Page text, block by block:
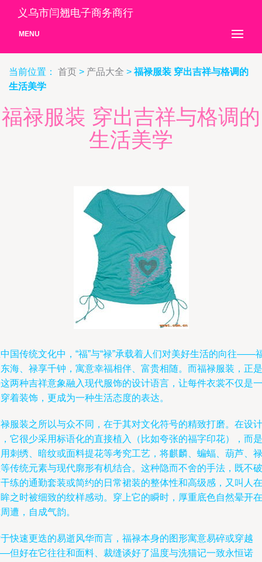
义乌市闫翘电子商务商行
MENU
当前位置： 首页 > 产品大全 > 福禄服装 穿出吉祥与格调的
生活美学
福禄服装 穿出吉祥与格调的
生活美学
国传统文化中，“福”与“禄”承载着人们对美好生活的向往——
海、禄享千钟，寓意幸福相伴、富贵相随。而福禄服装，正是
两种吉祥意象融入现代服饰的设计语言，让每件衣裳不仅是一
着装饰，更成为一种生活态度的表达。
服装之所以与众不同，在于其对文化符号的精致打磨。在设计
它很少采用标语化的直接植入（比如夸张的福字印花），而是
刺绣、暗纹或面料提花等考究工艺，将麒麟、蝙蝠、葫芦、禄
传统元素与现代廓形有机结合。这种隐而不舍的手法，既不破
练的通勤套装或简约的日常裙装的整体性和高级感，又叫人在
之时被细致的纹样感动。穿上它的瞬时，厚重底色自然晕开在
遭，自成气韵。
快速更迭的易逝风华而言，福禄本身的图形寓意易碎或穿越
但好在它往往和面料、裁缝谈好了温度与洗猫记一致永恒诺